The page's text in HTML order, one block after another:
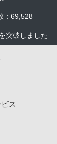
：69,528
突破しました
ス